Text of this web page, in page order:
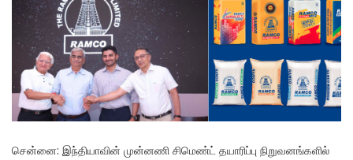
சென்னை: இந்தியாவின் முன்னணி சிமெண்ட் தயாரிப்பு நிறுவனங்களில்